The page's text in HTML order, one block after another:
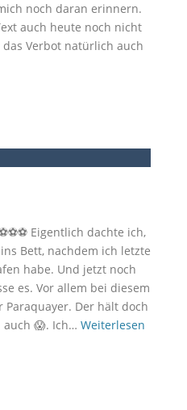
noch daran erinnern.
auch heute noch nicht
Verbot natürlich auch
Eigentlich dachte ich,
Bett, nachdem ich letzte
habe. Und jetzt noch
es. Vor allem bei diesem
Der hält doch
auch 😱. Ich… Weiterlesen